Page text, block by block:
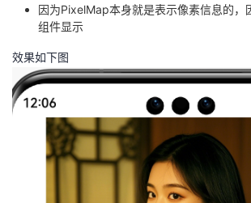
因为PixelMap本身就是表示像素信息的，
组件显示
效果如下图